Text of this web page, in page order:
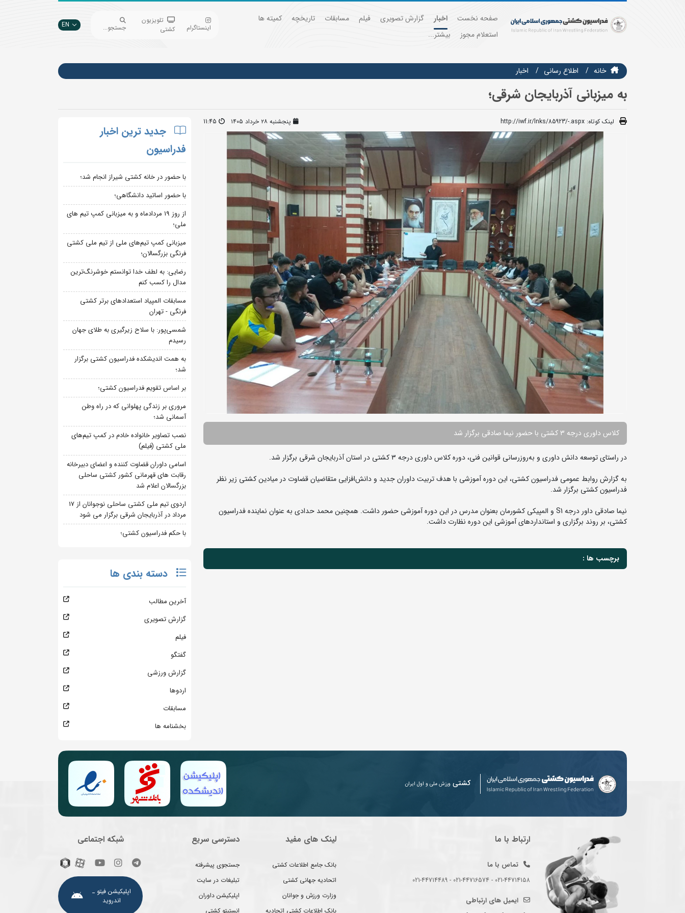
صفحه نخست اخبار گزارش تصویری فیلم مسابقات تاریخچه
کمیته ها
استعلام مجوز
بیشتر...
اینستاگرام
تلویزیون
کشتی
جستجو... EN
خانه اطلاع رسانی اخبار
به میزبانی آذربایجان شرقی؛
لینک کوتاه: http://iwf.ir/lnks/85923/-.aspx پنجشنبه ۲۸ خرداد ۱۴۰۵ 11:45
کلاس داوری درجه ۳ کشتی با حضور نیما صادقی برگزار شد
در راستای توسعه دانش داوری و به‌روزرسانی قوانین فنی، دوره کلاس داوری درجه ۳ کشتی در استان آذربایجان شرقی برگزار شد.
به گزارش روابط عمومی فدراسیون کشتی، این دوره آموزشی با هدف تربیت داوران جدید و دانش‌افزایی متقاضیان قضاوت در میادین کشتی زیر نظر
فدراسیون کشتی برگزار شد.
نیما صادقی داور درجه S1 و المپیکی کشورمان بعنوان مدرس در این دوره آموزشی حضور داشت. همچنین محمد حدادی به عنوان نماینده فدراسیون
کشتی، بر روند برگزاری و استانداردهای آموزشی این دوره نظارت داشت.
برچسب ها :
جدید ترین اخبار
فدراسیون
با حضور در خانه کشتی شیراز انجام شد؛
با حضور اساتید دانشگاهی؛
از روز 19 مردادماه و به میزبانی کمپ تیم های
ملی؛
میزبانی کمپ تیم‌های ملی از تیم ملی کشتی
فرنگی بزرگسالان؛
رضایی: به لطف خدا توانستم خوشرنگ‌ترین
مدال را کسب کنم
مسابقات المپیاد استعدادهای برتر کشتی
فرنگی - تهران
شمسی‌پور: با سلاح زیرگیری به طلای جهان
رسیدم
به همت اندیشکده فدراسیون کشتی برگزار
شد؛
بر اساس تقویم فدراسیون کشتی؛
مروری بر زندگی پهلوانی که در راه وطن
آسمانی شد؛
نصب تصاویر خانواده خادم در کمپ تیم‌های
ملی کشتی (فیلم)
اسامی داوران قضاوت کننده و اعضای دبیرخانه
رقابت های قهرمانی کشور کشتی ساحلی
بزرگسالان اعلام شد
اردوی تیم ملی کشتی ساحلی نوجوانان از 17
مرداد در آذربایجان شرقی برگزار می شود
با حکم فدراسیون کشتی؛
دسته بندی ها
آخرین مطالب
گزارش تصویری
فیلم
گفتگو
گزارش ورزشی
اردوها
مسابقات
بخشنامه ها
کشتی ورزش ملی و اول ایران
ارتباط با ما
تماس با ما
021-44714158 - 021-44716574 - 021-44714489
ایمیل های ارتباطی
لینک های مفید
بانک جامع اطلاعات کشتی
اتحادیه جهانی کشتی
وزارت ورزش و جوانان
بانک اطلاعات کشتی اتحادیه
دسترسی سریع
جستجوی پیشرفته
تبلیغات در سایت
اپلیکیشن داوران
انستیتو کشتی
شبکه اجتماعی
اپلیکیشن فیتو ـ
اندروید